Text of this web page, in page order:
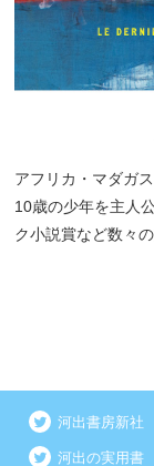
アフリカ・マダガ
10歳の少年を主人
ク小説賞など数々
河出書房新社
河出の実用書